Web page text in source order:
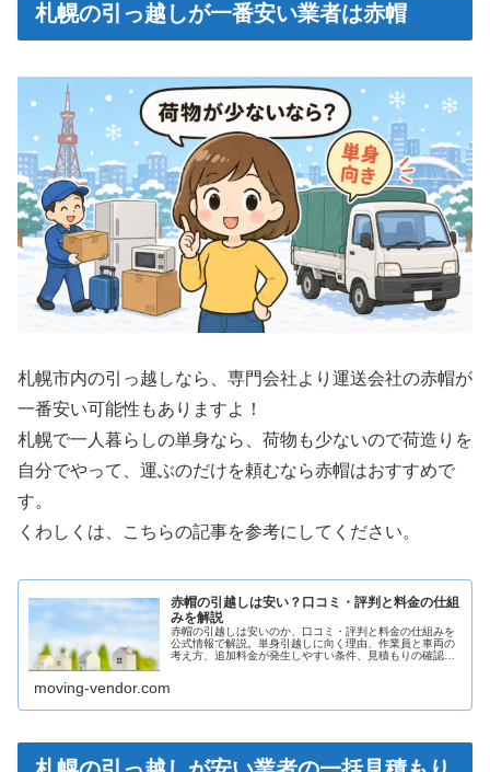
札幌の引っ越しが一番安い業者は赤帽
札幌市内の引っ越しなら、専門会社より運送会社の赤帽が
一番安い可能性もありますよ！
札幌で一人暮らしの単身なら、荷物も少ないので荷造りを
自分でやって、運ぶのだけを頼むなら赤帽はおすすめで
す。
くわしくは、こちらの記事を参考にしてください。
赤帽の引越しは安い？口コミ・評判と料金の仕組
みを解説
赤帽の引越しは安いのか、口コミ・評判と料金の仕組みを
公式情報で解説。単身引越しに向く理由、作業員と車両の
考え方、追加料金が発生しやすい条件、見積もりの確認ポ
moving-vendor.com